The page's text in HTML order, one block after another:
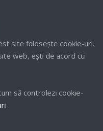
site folosește cookie-uri.
web, ești de acord cu
să controlezi cookie-